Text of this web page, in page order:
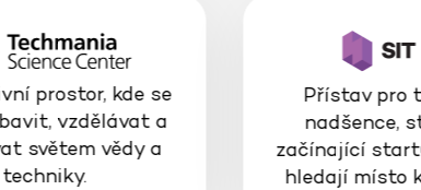
prostor, kde se
vzdělávat a
světem vědy a
techniky.
Přístav pro
nadšence,
začínající
hledají místo